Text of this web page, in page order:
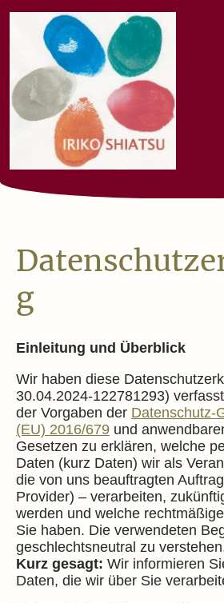
g
Einleitung und Überblick
Wir haben diese
30.04.2024-122781293)
der Vorgaben der Datenschutz-
(EU) 2016/679 und
Gesetzen zu erklären, welche
Daten (kurz Daten) wir als
die von uns beauftragten
Provider) – verarbeiten,
werden und welche
Sie haben. Die verwendeten
geschlechtsneutral zu
Kurz gesagt: Wir informieren
Daten, die wir über Sie